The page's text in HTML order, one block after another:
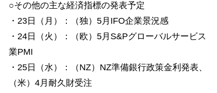
○その他の主な経済指標の発表予定
・23日（月）：（独）5月IFO企業景況感
・24日（火）：（欧）5月S&Pグローバルサービス
業PMI
・25日（水）：（NZ）NZ準備銀行政策金利発表、
（米）4月耐久財受注